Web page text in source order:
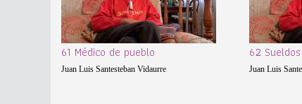
61 Médico de pueblo
Juan Luis Santesteban Vidaurre
62
Juan Luis